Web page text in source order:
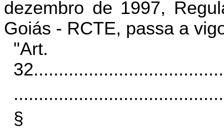
dezembro de 1997,
Goiás - RCTE, passa a
"Art.
32.
§